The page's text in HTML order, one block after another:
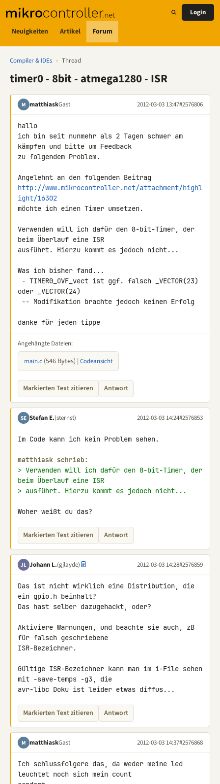
Neuigkeiten Artikel Forum
Login
Compiler & IDEs › Thread
timer0 - 8bit - atmega1280 - ISR
M matthiaskGast 2012-03-03 13:47#2576806
hallo
ich bin seit nunmehr als 2 Tagen schwer am
kämpfen und bitte um Feedback
zu folgendem Problem.
http://www.mikrocontroller.net/attachment/highl
ight/16302
möchte ich einen Timer umsetzen.
Verwenden will ich dafür den 8-bit-Timer, der
beim Überlauf eine ISR
ausführt. Hierzu kommt es jedoch nicht...
Was ich bisher fand...
oder _VECTOR(24)
danke für jeden tippe
Angehängte Dateien:
main.c (546 Bytes) | Codeansicht
Markierten Text zitieren Antwort
SE Stefan E.(sternst) 2012-03-03 14:24#2576853
Im Code kann ich kein Problem sehen.
matthiask schrieb:
> Verwenden will ich dafür den 8-bit-Timer, der
beim Überlauf eine ISR
> ausführt. Hierzu kommt es jedoch nicht...
Woher weißt du das?
Markierten Text zitieren Antwort
JL Johann L.(gjlayde) 2012-03-03 14:28#2576859
Das ist nicht wirklich eine Distribution, die
ein gpio.h beinhalt?
Das hast selber dazugehackt, oder?
Aktiviere Warnungen, und beachte sie auch, zB
für falsch geschriebene
ISR-Bezeichner.
Gültige ISR-Bezeichner kann man im i-File sehen
mit -save-temps -g3, die
avr-libc Doku ist leider etwas diffus...
Markierten Text zitieren Antwort
M matthiaskGast 2012-03-03 14:37#2576868
Ich schlussfolgere das, da weder meine led
leuchtet noch sich mein count